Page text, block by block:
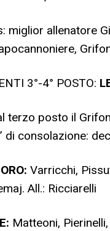
miglior allenatore
3°-4° POSTO:
terzo posto il
di consolazione:
Varricchi,
All.: Ricciarelli
Matteoni,